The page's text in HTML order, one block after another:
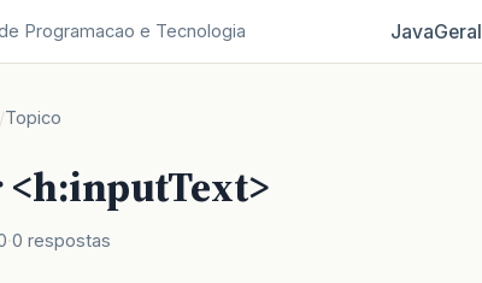
Programacao e Tecnologia JavaGeral
/Topico
<h:inputText>
0 respostas